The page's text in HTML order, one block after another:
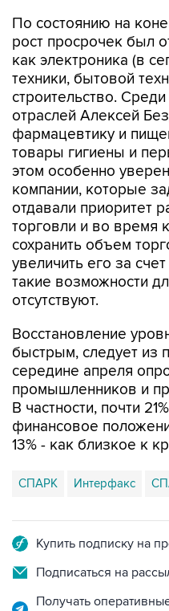
как электроника (в
техники, бытовой
строительство.
отраслей Алексей
фармацевтику и
товары гигиены и
этом особенно
компании, которые
отдавали приоритет
торговли и во время
сохранить объем
увеличить его за
такие возможности
отсутствуют.
Восстановление
середине апреля
промышленников и
В частности, почти
финансовое
13% - как близкое к
СПАРК Интерфакс
Подписаться на
Получать